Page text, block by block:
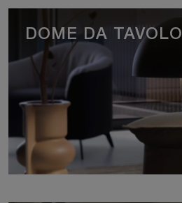
DOME DA TAVOLO